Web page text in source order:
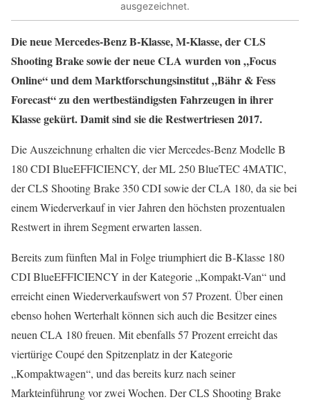
ausgezeichnet.
Die neue Mercedes-Benz B-Klasse, M-Klasse, der CLS
Shooting Brake sowie der neue CLA wurden von „Focus
Online“ und dem Marktforschungsinstitut „Bähr & Fess
Forecast“ zu den wertbeständigsten Fahrzeugen in ihrer
Klasse gekürt. Damit sind sie die Restwertriesen 2017.
Die Auszeichnung erhalten die vier Mercedes-Benz Modelle B
180 CDI BlueEFFICIENCY, der ML 250 BlueTEC 4MATIC,
der CLS Shooting Brake 350 CDI sowie der CLA 180, da sie bei
einem Wiederverkauf in vier Jahren den höchsten prozentualen
Restwert in ihrem Segment erwarten lassen.
Bereits zum fünften Mal in Folge triumphiert die B-Klasse 180
CDI BlueEFFICIENCY in der Kategorie „Kompakt-Van“ und
erreicht einen Wiederverkaufswert von 57 Prozent. Über einen
ebenso hohen Werterhalt können sich auch die Besitzer eines
neuen CLA 180 freuen. Mit ebenfalls 57 Prozent erreicht das
viertürige Coupé den Spitzenplatz in der Kategorie
„Kompaktwagen“, und das bereits kurz nach seiner
Markteinführung vor zwei Wochen. Der CLS Shooting Brake